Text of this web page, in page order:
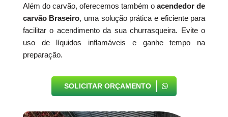
Além do carvão, oferecemos também oacendedor de
carvão Braseiro, uma solução prática e eficiente para
facilitar o acendimento da sua churrasqueira. Evite o
uso de líquidos inflamáveis e ganhe tempo na
preparação.
SOLICITAR ORÇAMENTO